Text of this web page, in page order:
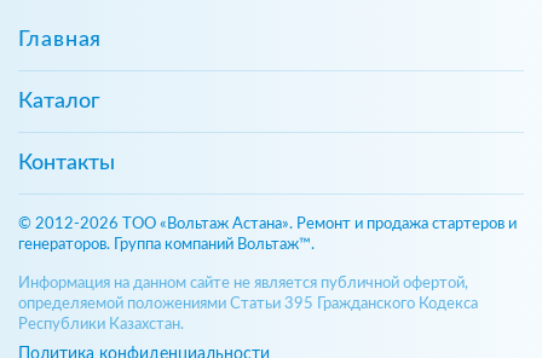
Главная
Каталог
Контакты
© 2012-2026 ТОО «Вольтаж Астана». Ремонт и продажа стартеров и
генераторов. Группа компаний Вольтаж™.
Информация на данном сайте не является публичной офертой,
определяемой положениями Статьи 395 Гражданского Кодекса
Республики Казахстан.
Политика конфиденциальности